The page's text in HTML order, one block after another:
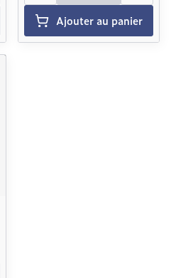
Ajouter au panier